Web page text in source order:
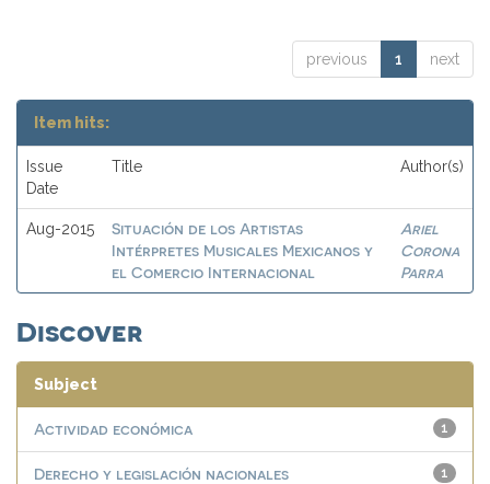
previous 1 next
Item hits:
Issue
Date
Title Author(s)
Aug-2015
Situación de los Artistas
Intérpretes Musicales Mexicanos y
el Comercio Internacional
Ariel
Corona
Parra
Discover
Subject
1
Actividad económica
1
Derecho y legislación nacionales